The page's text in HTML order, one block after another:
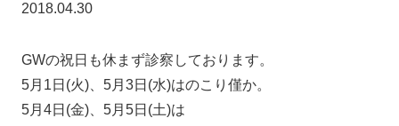
2018.04.30
GWの祝日も休まず診察しております。
5月1日(火)、5月3日(水)はのこり僅か。
5月4日(金)、5月5日(土)は